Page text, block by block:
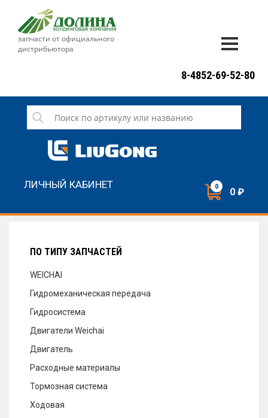
запчасти от официального
дистрибьютора
СЕРВИС
НОВОСТИ
8-4852-69-52-80
ЛИЧНЫЙ КАБИНЕТ 0 0 ₽
ПО ТИПУ ЗАПЧАСТЕЙ
WEICHAI
Гидромеханическая передача
Гидросистема
Двигатели Weichai
Двигатель
Расходные материалы
Тормозная система
Ходовая